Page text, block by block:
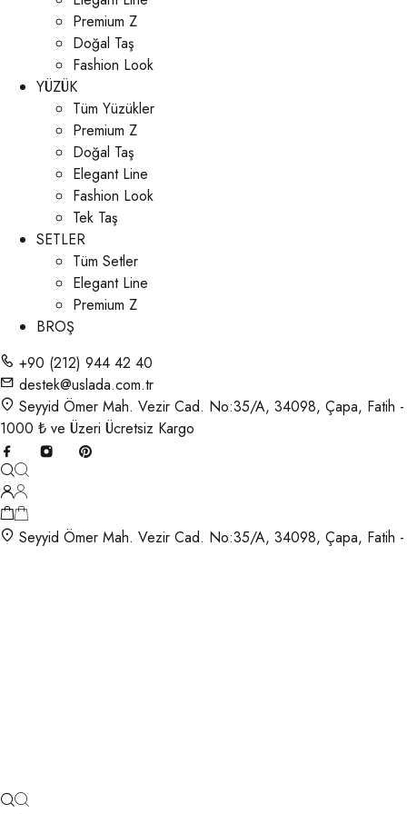
Premium Z
Doğal Taş
Fashion Look
YÜZÜK
Tüm Yüzükler
Premium Z
Doğal Taş
Elegant Line
Fashion Look
Tek Taş
SETLER
Tüm Setler
Elegant Line
Premium Z
BROŞ
+90 (212) 944 42 40
destek@uslada.com.tr
Seyyid Ömer Mah. Vezir Cad. No:35/A, 34098, Çapa, Fatih
1000 ₺ ve Üzeri Ücretsiz Kargo
Seyyid Ömer Mah. Vezir Cad. No:35/A, 34098, Çapa, Fatih